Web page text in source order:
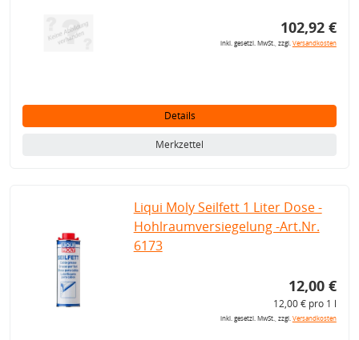
102,92 €
inkl. gesetzl. MwSt., zzgl.Versandkosten
Details
Merkzettel
Liqui Moly Seilfett 1 Liter Dose -
Hohlraumversiegelung -Art.Nr.
6173
12,00 €
12,00 € pro 1 l
inkl. gesetzl. MwSt., zzgl.Versandkosten